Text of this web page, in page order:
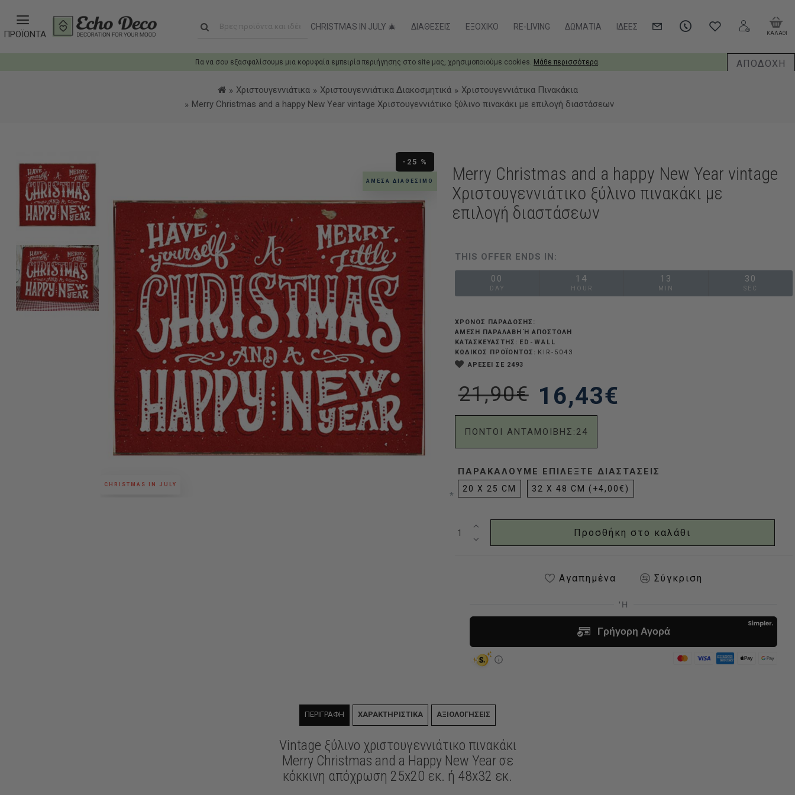
Για να σου εξασφαλίσουμε μια κορυφαία εμπειρία περιήγησης στο site μας, χρησιμοποιούμε cookies. Μάθε περισσότερα. ΑΠΟΔΟΧΗ
ΠΡΟΪΟΝΤΑ
CHRISTMAS IN JULY 🎄 ΔΙΑΘΈΣΕΙΣ ΕΞΟΧΙΚΌ RE-LIVING ΔΩΜΆΤΙΑ ΙΔΈΕΣ
ΚΑΛΑΘΙ
Χριστουγεννιάτικα Χριστουγεννιάτικα Διακοσμητικά
Χριστουγεννιάτικα Πινακάκια
Merry Christmas and a happy New Year vintage Χριστουγεννιάτικο ξύλινο πινακάκι με επιλογή διαστάσεων
ΆΜΕΣΑ ΔΙΑΘΈΣΙΜΟ
CHRISTMAS IN JULY
-25 %
Merry Christmas and a happy New Year vintage
Χριστουγεννιάτικο ξύλινο πινακάκι με
επιλογή διαστάσεων
THIS OFFER ENDS IN:
00
DAY
14
HOUR
13
MIN
29
SEC
16,43€
21,90€
ΠΟΝΤΟΙ ΑΝΤΑΜΟΙΒΗΣ: 24
ΧΡΟΝΟΣ ΠΑΡΑΔΟΣΗΣ:
ΆΜΕΣΗ ΠΑΡΑΛΑΒΉ Ή ΑΠΟΣΤΟΛΉ
ΚΑΤΑΣΚΕΥΑΣΤΗΣ: ED-WALL
ΚΩΔΙΚΟΣ ΠΡΟΪΟΝΤΟΣ: KIR-5043
ΑΡΕΣΕΙ ΣΕ 2493
ΠΑΡΑΚΑΛΟΎΜΕ ΕΠΙΛΈΞΤΕ ΔΙΑΣΤΆΣΕΙΣ
20 X 25 CM 32 X 48 CM (+4,00€)
Προσθήκη στο καλάθι
Αγαπημένα Σύγκριση
ΠΕΡΙΓΡΑΦΗ ΧΑΡΑΚΤΗΡΙΣΤΙΚΑ ΑΞΙΟΛΟΓΗΣΕΙΣ
Vintage ξύλινο χριστουγεννιάτικο πινακάκι
Merry Christmas and a Happy New Year σε
κόκκινη απόχρωση 25x20 εκ. ή 48x32 εκ.